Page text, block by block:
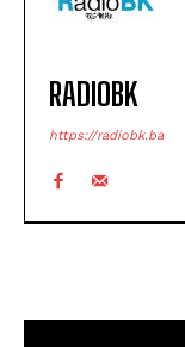
RADIOBK
https://radiobk.ba